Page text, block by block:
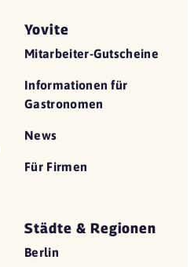
Yovite
Mitarbeiter-Gutscheine
Informationen für
Gastronomen
News
Für Firmen
Städte & Regionen
Berlin